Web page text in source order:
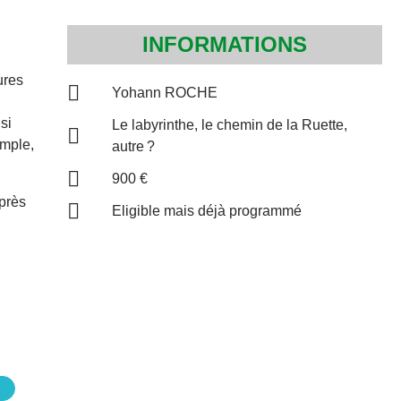
INFORMATIONS
Yohann ROCHE
Le labyrinthe, le chemin de la Ruette,
autre ?
900 €
Eligible mais déjà programmé